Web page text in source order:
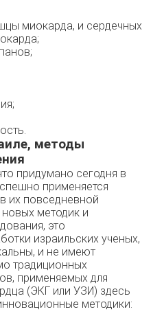
миокарда, и сердечных
методы
придумано сегодня в
применяется
их повседневной
методик и
это
израильских ученых,
и не имеют
традиционных
применяемых для
(ЭКГ или УЗИ) здесь
методики: